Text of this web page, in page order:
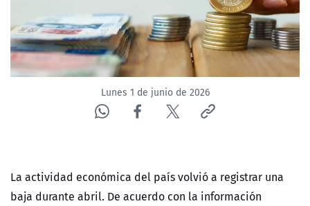
CANAL DE DENUNCIAS
ÁREA DE PROYECTOS
Lunes 1 de junio de 2026
La actividad económica del país volvió a registrar una
baja durante abril. De acuerdo con la información